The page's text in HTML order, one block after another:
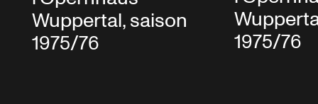
Wuppertal, saison
1975/76
1975/76